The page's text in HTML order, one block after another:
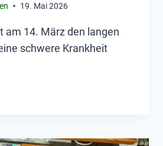
19. Mai 2026
am 14. März den langen
schwere Krankheit